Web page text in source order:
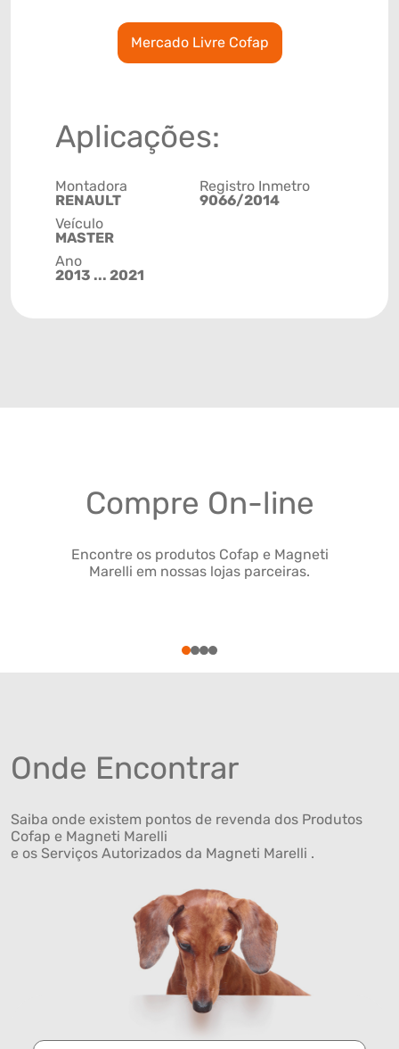
Mercado Livre Cofap
Aplicações:
Montadora
RENAULT
Veículo
MASTER
Ano
2013 ... 2021
Registro Inmetro
9066/2014
Compre On-line
Encontre os produtos Cofap e Magneti
Marelli em nossas lojas parceiras.
1234
Onde Encontrar
Saiba onde existem pontos de revenda dos Produtos
Cofap e Magneti Marelli
e os Serviços Autorizados da Magneti Marelli .